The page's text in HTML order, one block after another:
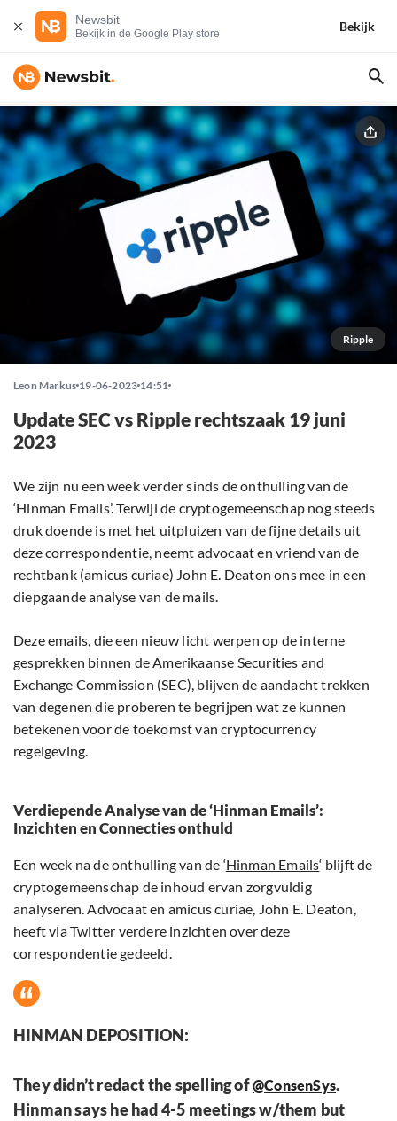
Newsbit
Bekijk in de Google Play store
Bekijk
Ripple
Leon Markus 19-06-2023 14:51
Update SEC vs Ripple rechtszaak 19 juni
2023
We zijn nu een week verder sinds de onthulling van de
‘Hinman Emails’. Terwijl de cryptogemeenschap nog steeds
druk doende is met het uitpluizen van de fijne details uit
deze correspondentie, neemt advocaat en vriend van de
rechtbank (amicus curiae) John E. Deaton ons mee in een
diepgaande analyse van de mails.
Deze emails, die een nieuw licht werpen op de interne
gesprekken binnen de Amerikaanse Securities and
Exchange Commission (SEC), blijven de aandacht trekken
van degenen die proberen te begrijpen wat ze kunnen
betekenen voor de toekomst van cryptocurrency
regelgeving.
Verdiepende Analyse van de ‘Hinman Emails’:
Inzichten en Connecties onthuld
Een week na de onthulling van de ‘Hinman Emails‘ blijft de
cryptogemeenschap de inhoud ervan zorgvuldig
analyseren. Advocaat en amicus curiae, John E. Deaton,
heeft via Twitter verdere inzichten over deze
correspondentie gedeeld.
HINMAN DEPOSITION:
They didn’t redact the spelling of@ConsenSys.
Hinman says he had 4-5 meetings w/them but